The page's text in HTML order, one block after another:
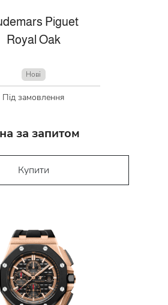
Piguet
Royal Oak
Нові
Під замовлення
за запитом
Купити